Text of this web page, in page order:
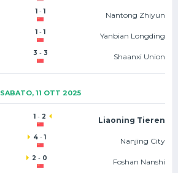
1-1 Nantong Zhiyun
1-1 Yanbian Longding
3 - 3 Shaanxi Union
SABATO, 11 OTT 2025
1- 2 Liaoning Tieren
4 -1 Nanjing City
2 - 0 Foshan Nanshi